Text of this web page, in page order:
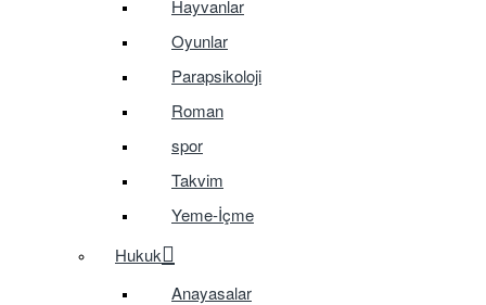
Hayvanlar
Oyunlar
Parapsikoloji
Roman
spor
Takvim
Yeme-İçme
Hukuk
Anayasalar